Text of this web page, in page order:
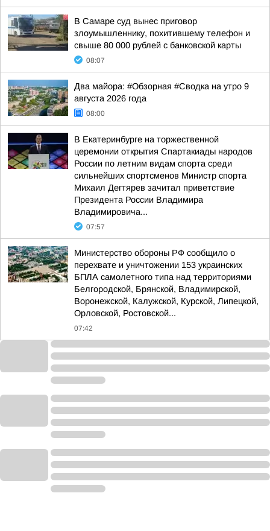
В Самаре суд вынес приговор
злоумышленнику, похитившему телефон и
свыше 80 000 рублей с банковской карты
08:07
Два майора: #Обзорная #Сводка на утро 9
августа 2026 года
08:00
В Екатеринбурге на торжественной
церемонии открытия Спартакиады народов
России по летним видам спорта среди
сильнейших спортсменов Министр спорта
Михаил Дегтярев зачитал приветствие
Президента России Владимира
Владимировича...
07:57
Министерство обороны РФ сообщило о
перехвате и уничтожении 153 украинских
БПЛА самолетного типа над территориями
Белгородской, Брянской, Владимирской,
Воронежской, Калужской, Курской, Липецкой,
Орловской, Ростовской...
07:42